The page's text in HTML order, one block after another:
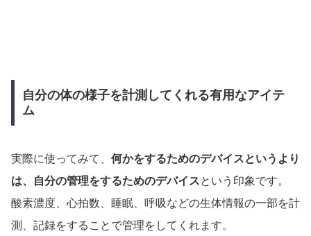
自分の体の様子を計測してくれる有用なアイテ
ム
実際に使ってみて、 何かをするためのデバイスというより
は、自分の管理をするためのデバイスという印象です。
酸素濃度、心拍数、睡眠、呼吸などの生体情報の一部を計
測、記録をすることで管理をしてくれます。